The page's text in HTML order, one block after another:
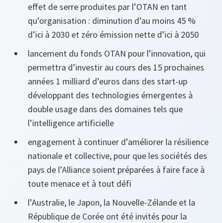
effet de serre produites par l’OTAN en tant
qu’organisation : diminution d’au moins 45 %
d’ici à 2030 et zéro émission nette d’ici à 2050
lancement du fonds OTAN pour l’innovation, qui
permettra d’investir au cours des 15 prochaines
années 1 milliard d’euros dans des start-up
développant des technologies émergentes à
double usage dans des domaines tels que
l’intelligence artificielle
engagement à continuer d’améliorer la résilience
nationale et collective, pour que les sociétés des
pays de l’Alliance soient préparées à faire face à
toute menace et à tout défi
l’Australie, le Japon, la Nouvelle-Zélande et la
République de Corée ont été invités pour la